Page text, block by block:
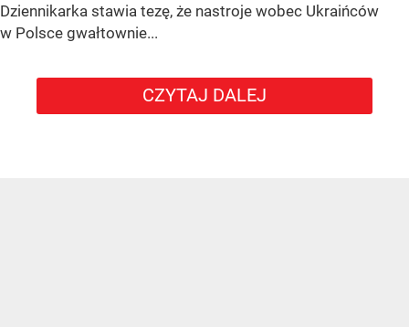
Dziennikarka stawia tezę, że nastroje wobec Ukraińców
w Polsce gwałtownie...
CZYTAJ DALEJ